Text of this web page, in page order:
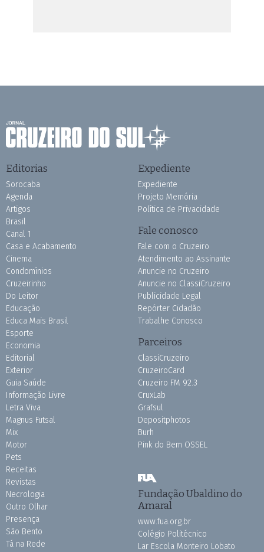
Editorias
Sorocaba
Agenda
Artigos
Brasil
Canal 1
Casa e Acabamento
Cinema
Condomínios
Cruzeirinho
Do Leitor
Educação
Educa Mais Brasil
Esporte
Economia
Editorial
Exterior
Guia Saúde
Informação Livre
Letra Viva
Magnus Futsal
Mix
Motor
Pets
Receitas
Revistas
Necrologia
Outro Olhar
Presença
São Bento
Tá na Rede
Expediente
Expediente
Projeto Memória
Política de Privacidade
Fale conosco
Fale com o Cruzeiro
Atendimento ao Assinante
Anuncie no Cruzeiro
Anuncie no ClassiCruzeiro
Publicidade Legal
Repórter Cidadão
Trabalhe Conosco
Parceiros
ClassiCruzeiro
CruzeiroCard
Cruzeiro FM 92.3
CruxLab
Grafsul
Depositphotos
Burh
Pink do Bem OSSEL
Fundação Ubaldino do
Amaral
www.fua.org.br
Colégio Politécnico
Lar Escola Monteiro Lobato